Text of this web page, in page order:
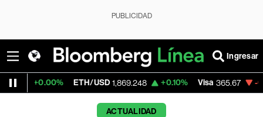
PUBLICIDAD
Ingresar
ETH/USD 1,869.248 +0.10% Visa 365.67 -0.13%
ACTUALIDAD